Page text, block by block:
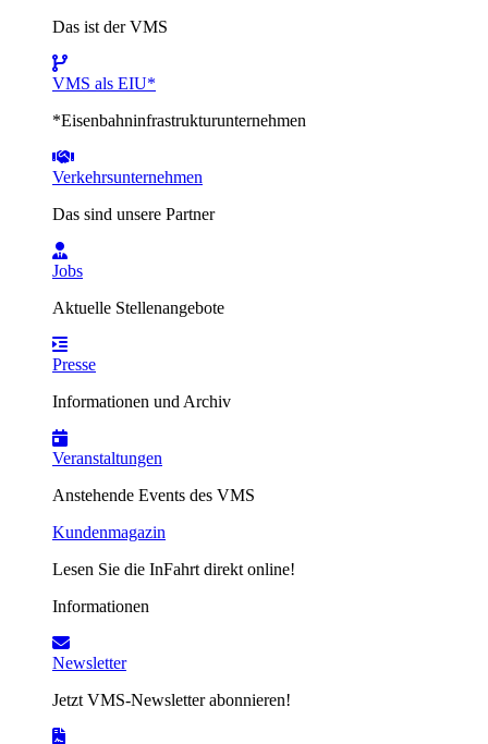
Das ist der VMS
VMS als EIU*
*Eisenbahninfrastrukturunternehmen
Verkehrsunternehmen
Das sind unsere Partner
Jobs
Aktuelle Stellenangebote
Presse
Informationen und Archiv
Veranstaltungen
Anstehende Events des VMS
Kundenmagazin
Lesen Sie die InFahrt direkt online!
Informationen
Newsletter
Jetzt VMS-Newsletter abonnieren!